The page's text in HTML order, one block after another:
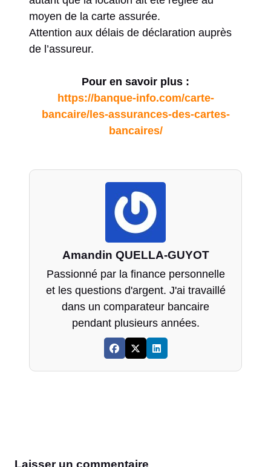
moyen de la carte assurée.
Attention aux délais de déclaration auprès
de l’assureur.
Pour en savoir plus :
https://banque-info.com/carte-
bancaire/les-assurances-des-cartes-
bancaires/
Amandin QUELLA-GUYOT
Passionné par la finance personnelle
et les questions d'argent. J'ai travaillé
dans un comparateur bancaire
pendant plusieurs années.
Laisser un commentaire